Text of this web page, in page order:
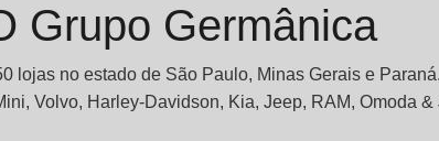
Grupo Germânica
lojas no estado de São Paulo, Minas Gerais e
Volvo, Harley-Davidson, Kia, Jeep, RAM, Omoda